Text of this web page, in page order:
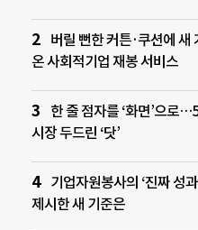
버릴 뻔한 커튼·쿠션에
온 사회적기업 재봉 서비스
한 줄 점자를 ‘화면’으로
시장 두드린 ‘닷’
기업자원봉사의 ‘진짜 성
제시한 새 기준은